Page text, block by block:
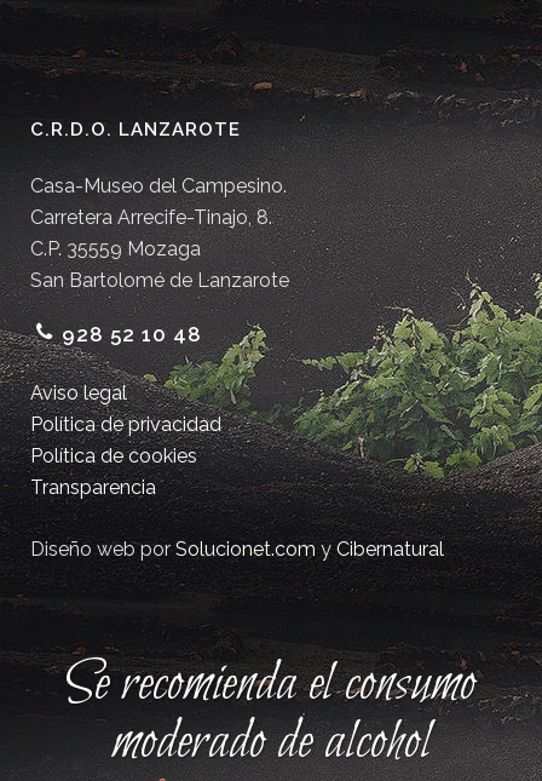
C.R.D.O. LANZAROTE
Casa-Museo del Campesino.
Carretera Arrecife-Tinajo, 8.
C.P. 35559 Mozaga
San Bartolomé de Lanzarote
928 52 10 48
Aviso legal
Política de privacidad
Política de cookies
Transparencia
Diseño web porSolucionet.com yCibernatural
Se recomienda el consumo
moderado de alcohol